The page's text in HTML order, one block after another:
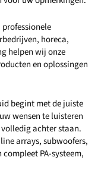
horeca,
helpen wij onze
en oplossingen
begint met de juiste
wensen te luisteren
achter staan.
arrays, subwoofers,
PA-systeem,